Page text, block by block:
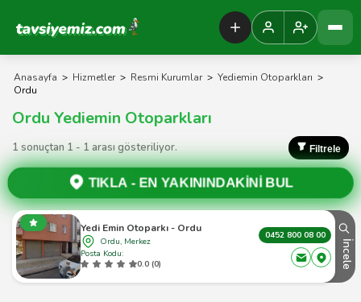
Tavsiyemiz Anasayfa
Anasayfa > Hizmetler > Resmi Kurumlar > Yediemin Otoparkları >
Ordu
Ordu Yediemin Otoparkları
1 sonuçtan 1 - 1 arası gösteriliyor. Filtrele
TIKLA -EN YAKININDAKİNİ BUL
Yedi Emin Otoparkı - Ordu
Ordu, Merkez
Posta Kodu:
0.0 (0)
0452 800 08 00
İncele